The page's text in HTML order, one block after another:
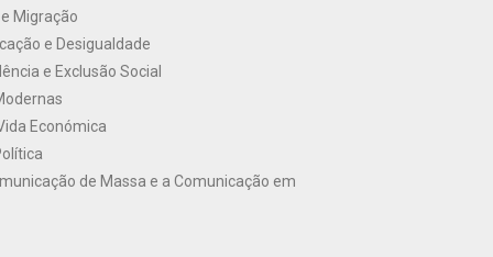
Migração
e Desigualdade
e Exclusão Social
Económica
de Massa e a Comunicação em